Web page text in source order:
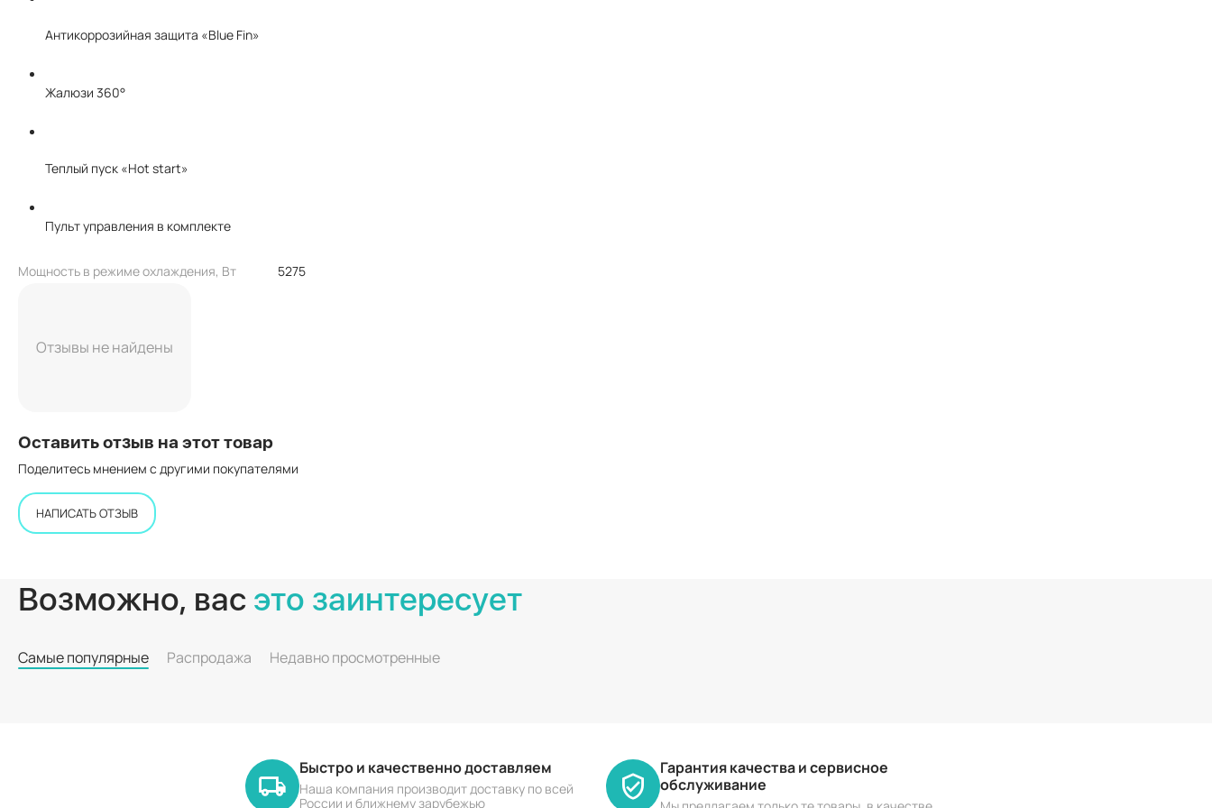
Антикоррозийная защита «Blue Fin»
Жалюзи 360°
Теплый пуск «Hot start»
Пульт управления в комплекте
Мощность в режиме охлаждения, Вт 5275
Отзывы не найдены
Оставить отзыв на этот товар
Поделитесь мнением с другими покупателями
НАПИСАТЬ ОТЗЫВ
Возможно, вас это заинтересует
Самые популярные Распродажа Недавно просмотренные
Быстро и качественно доставляем
Наша компания производит доставку по всей
России и ближнему зарубежью
Гарантия качества и сервисное
обслуживание